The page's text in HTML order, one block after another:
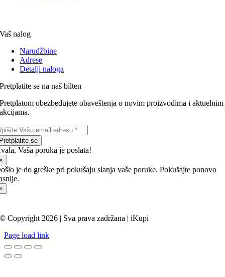
Vaš nalog
Narudžbine
Adrese
Detalji naloga
Pretplatite se na naš bilten
Pretplatom obezbeđujete obaveštenja o novim proizvodima i aktuelnim
akcijama.
se
Vaša poruka je poslata!
je do greške pri pokušaju slanja vaše poruke. Pokušajte ponovo
© Copyright 2026 | Sva prava zadržana |iKupi
Page load link